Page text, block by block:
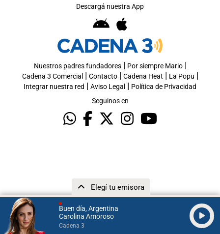
Buen día, Argentina
Carolina Amoroso
Cadena 3
Elegí tu emisora
Descargá nuestra App
Nuestros padres fundadores| Por siempre Mario|
Cadena 3 Comercial | Contacto| Cadena Heat | La Popu |
Integrar nuestra red | Aviso Legal | Política de Privacidad
Seguinos en